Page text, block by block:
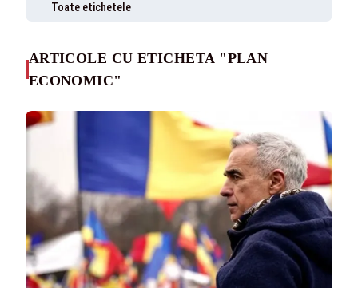
Toate etichetele
ARTICOLE CU ETICHETA "PLAN
ECONOMIC"